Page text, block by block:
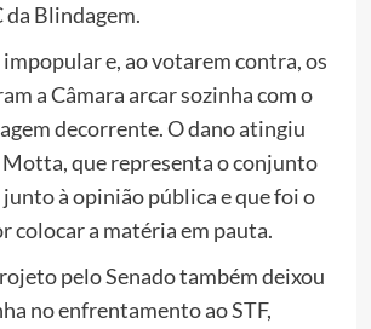
da Blindagem.
e, ao votarem contra, os
a Câmara arcar sozinha com o
decorrente. O dano atingiu
que representa o conjunto
à opinião pública e que foi o
colocar a matéria em pauta.
pelo Senado também deixou
no enfrentamento ao STF,